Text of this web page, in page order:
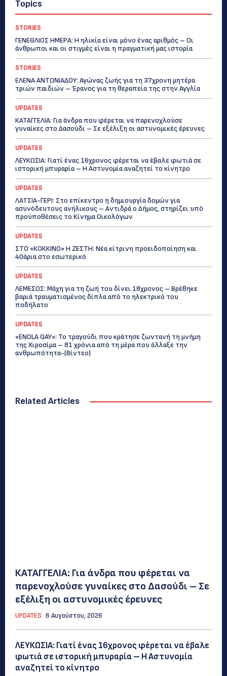
Topics
STORIES
ΓΕΝΕΘΛΙΟΣ ΗΜΕΡΑ: Η ηλικία είναι μόνο ένας αριθμός – Οι
άνθρωποι και οι στιγμές είναι η πραγματική μας ιστορία
STORIES
ΕΛΕΝΑ ΑΝΤΩΝΙΑΔΟΥ: Αγώνας ζωής για τη 37χρονη μητέρα
τριών παιδιών – Έρανος για τη θεραπεία της στην Αγγλία
UPDATES
ΚΑΤΑΓΓΕΛΙΑ: Για άνδρα που φέρεται να παρενοχλούσε
γυναίκες στο Δασούδι – Σε εξέλιξη οι αστυνομικές έρευνες
UPDATES
ΛΕΥΚΩΣΙΑ: Γιατί ένας 16χρονος φέρεται να έβαλε φωτιά σε
ιστορική μπυραρία – Η Αστυνομία αναζητεί το κίνητρο
UPDATES
ΛΑΤΣΙΑ-ΓΕΡΙ: Στο επίκεντρο η δημιουργία δομών για
ασυνόδευτους ανήλικους – Αντιδρά ο Δήμος, στηρίζει υπό
προϋποθέσεις το Κίνημα Οικολόγων
UPDATES
ΣΤΟ «ΚΟΚΚΙΝΟ» Η ΖΕΣΤΗ: Νέα κίτρινη προειδοποίηση και
40άρια στο εσωτερικό
UPDATES
ΛΕΜΕΣΟΣ: Μάχη για τη ζωή του δίνει 18χρονος – Βρέθηκε
βαριά τραυματισμένος δίπλα από το ηλεκτρικό του
ποδήλατο
UPDATES
«ENOLA GAY»: Το τραγούδι που κράτησε ζωντανή τη μνήμη
της Χιροσίμα – 81 χρόνια από τη μέρα που άλλαξε την
ανθρωπότητα-(Bίντεο)
Related Articles
ΚΑΤΑΓΓΕΛΙΑ: Για άνδρα που φέρεται να
παρενοχλούσε γυναίκες στο Δασούδι – Σε
εξέλιξη οι αστυνομικές έρευνες
UPDATES 6 Αυγούστου, 2026
ΛΕΥΚΩΣΙΑ: Γιατί ένας 16χρονος φέρεται να έβαλε
φωτιά σε ιστορική μπυραρία – Η Αστυνομία
αναζητεί το κίνητρο